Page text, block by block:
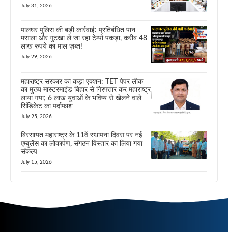
July 31, 2026
पालघर पुलिस की बड़ी कार्रवाई: प्रतिबंधित पान
मसाला और गुटखा ले जा रहा टेम्पो पकड़ा, करीब 48
लाख रुपये का माल ज़ब्त!
July 29, 2026
महाराष्ट्र सरकार का कड़ा एक्शन: TET पेपर लीक
का मुख्य मास्टरमाइंड बिहार से गिरफ्तार कर महाराष्ट्र
लाया गया; 6 लाख युवाओं के भविष्य से खेलने वाले
सिंडिकेट का पर्दाफाश
July 25, 2026
बिरसायत महाराष्ट्र के 11वें स्थापना दिवस पर नई
एम्बुलेंस का लोकार्पण, संगठन विस्तार का लिया गया
संकल्प
July 15, 2026